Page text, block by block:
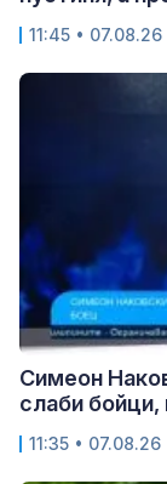
11:45 • 07.08.26
Симеон
слаби
11:35 • 07.08.26